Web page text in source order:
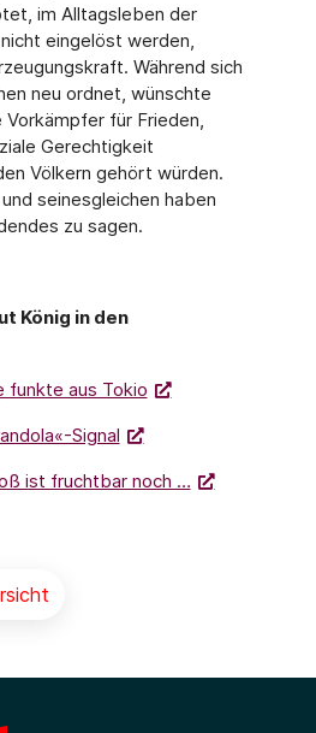
im Alltagsleben der
ein­gelöst werden,
Während sich
neu ordnet, wünschte
Vorkämpfer für Frieden,
Gerechtigkeit
Völkern gehört würden.
seinesgleichen haben
zu sagen.
König in den
funkte aus Tokio
Signal
ist fruchtbar noch …